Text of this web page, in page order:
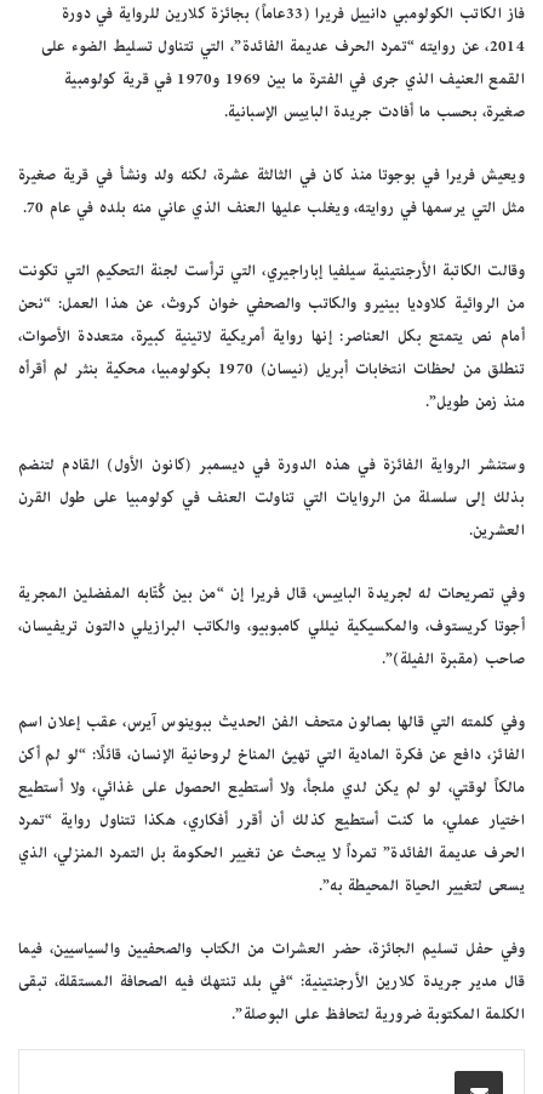
فاز الكاتب الكولومبي دانييل فريرا (33عاماً) بجائزة كلارين للرواية في دورة
2014، عن روايته “تمرد الحرف عديمة الفائدة”، التي تتناول تسليط الضوء على
القمع العنيف الذي جرى في الفترة ما بين 1969 و1970 في قرية كولومبية
صغيرة، بحسب ما أفادت جريدة الباييس الإسبانية.
ويعيش فريرا في بوجوتا منذ كان في الثالثة عشرة، لكنه ولد ونشأ في قرية صغيرة
مثل التي يرسمها في روايته، ويغلب عليها العنف الذي عاني منه بلده في عام 70.
وقالت الكاتبة الأرجنتينية سيلفيا إباراجيري، التي ترأست لجنة التحكيم التي تكونت
من الروائية كلاوديا بينيرو والكاتب والصحفي خوان كروث، عن هذا العمل: “نحن
أمام نص يتمتع بكل العناصر: إنها رواية أمريكية لاتينية كبيرة، متعددة الأصوات،
تنطلق من لحظات انتخابات أبريل (نيسان) 1970 بكولومبيا، محكية بنثر لم أقرأه
منذ زمن طويل”.
وستنشر الرواية الفائزة في هذه الدورة في ديسمبر (كانون الأول) القادم لتنضم
بذلك إلى سلسلة من الروايات التي تناولت العنف في كولومبيا على طول القرن
العشرين.
وفي تصريحات له لجريدة الباييس، قال فريرا إن “من بين كُتّابه المفضلين المجرية
أجوتا كريستوف، والمكسيكية نيللي كامبوبيو، والكاتب البرازيلي دالتون تريفيسان،
صاحب (مقبرة الفيلة)”.
وفي كلمته التي قالها بصالون متحف الفن الحديث ببوينوس آيرس، عقب إعلان اسم
الفائز، دافع عن فكرة المادية التي تهيئ المناخ لروحانية الإنسان، قائلًا: “لو لم أكن
مالكاً لوقتي، لو لم يكن لدي ملجأ، ولا أستطيع الحصول على غذائي، ولا أستطيع
اختيار عملي، ما كنت أستطيع كذلك أن أقرر أفكاري، هكذا تتناول رواية “تمرد
الحرف عديمة الفائدة” تمرداً لا يبحث عن تغيير الحكومة بل التمرد المنزلي، الذي
يسعى لتغيير الحياة المحيطة به”.
وفي حفل تسليم الجائزة، حضر العشرات من الكتاب والصحفيين والسياسيين، فيما
قال مدير جريدة كلارين الأرجنتينية: “في بلد تنتهك فيه الصحافة المستقلة، تبقى
الكلمة المكتوبة ضرورية لتحافظ على البوصلة”.